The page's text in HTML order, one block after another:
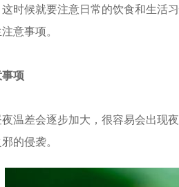
时候就要注意日常的饮食和生活
意事项。
项
温差会逐步加大，很容易会出现
的侵袭。